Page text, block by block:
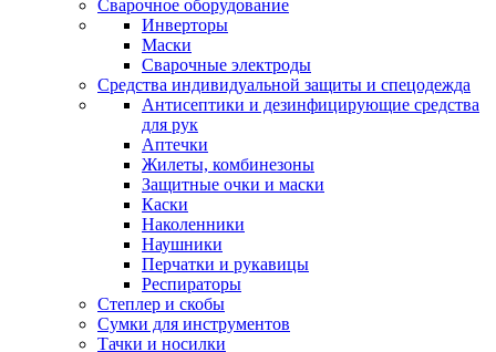
Сварочное оборудование
Инверторы
Маски
Сварочные электроды
Средства индивидуальной защиты и спецодежда
Антисептики и дезинфицирующие средства
для рук
Аптечки
Жилеты, комбинезоны
Защитные очки и маски
Каски
Наколенники
Наушники
Перчатки и рукавицы
Респираторы
Степлер и скобы
Сумки для инструментов
Тачки и носилки